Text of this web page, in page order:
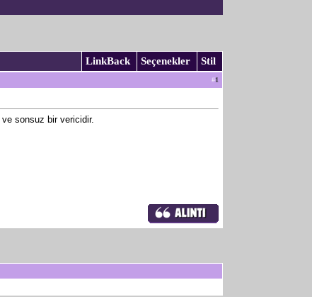
LinkBack Seçenekler Stil
#1
sonsuz bir vericidir.